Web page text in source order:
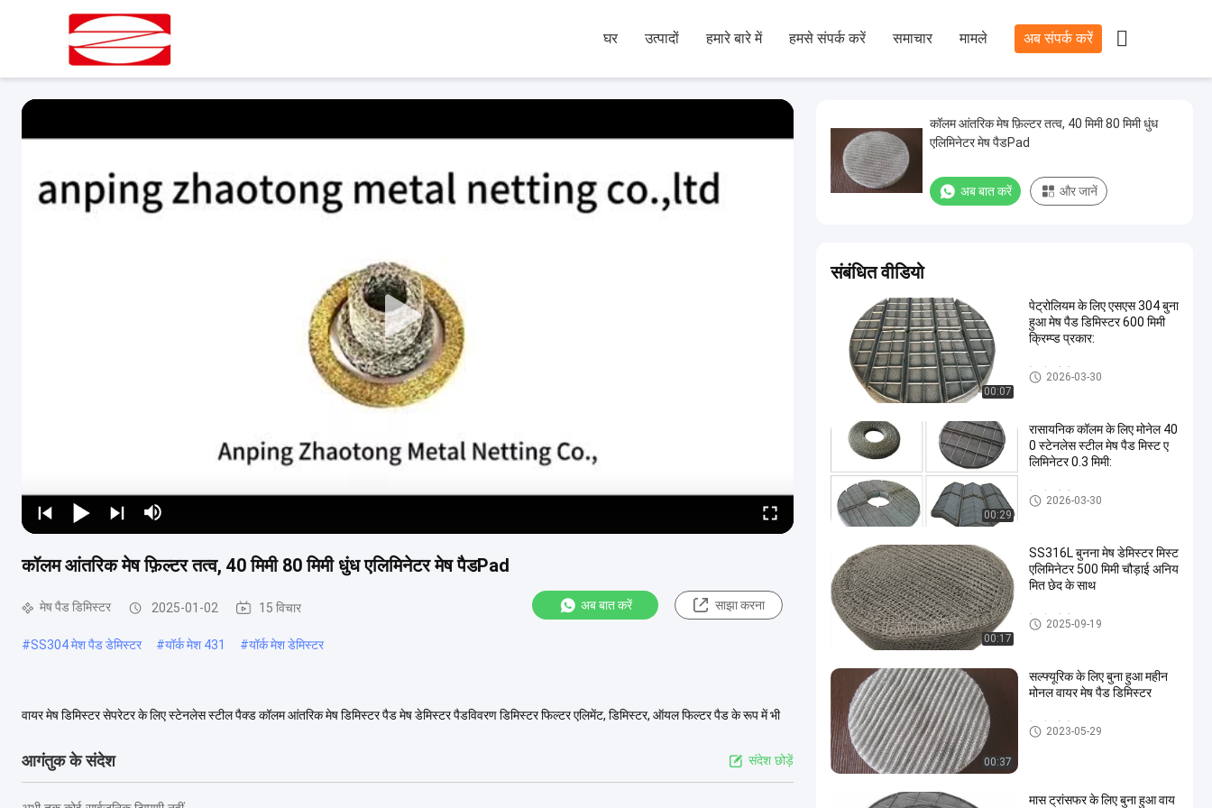
घर उत्पादों हमारे बारे में हमसे संपर्क करें समाचार मामले अब संपर्क करें 
कॉलम आंतरिक मेष फ़िल्टर तत्व, 40 मिमी 80 मिमी धुंध एलिमिनेटर मेष पैडPad
मेष पैड डिमिस्टर 2025-01-02 15 विचार अब बात करें साझा करना
#SS304 मेश पैड डेमिस्टर #यॉर्क मेश 431 #यॉर्क मेश डेमिस्टर
वायर मेष डिमिस्टर सेपरेटर के लिए स्टेनलेस स्टील पैक्ड कॉलम आंतरिक मेष डिमिस्टर पैड मेष डेमिस्टर पैडविवरण डिमिस्टर फिल्टर एलिमेंट, डिमिस्टर, ऑयल फिल्टर पैड के रूप में भी
आगंतुक के संदेश संदेश छोड़ें
कॉलम आंतरिक मेष फ़िल्टर तत्व, 40 मिमी 80 मिमी धुंध
एलिमिनेटर मेष पैडPad
अब बात करें और जानें
संबंधित वीडियो
00:07
पेट्रोलियम के लिए एसएस 304 बुना
हुआ मेष पैड डिमिस्टर 600 मिमी
क्रिम्प्ड प्रकार:
मेष पैड डिमिस्टर
2026-03-30
00:29
रासायनिक कॉलम के लिए मोनेल 40
0 स्टेनलेस स्टील मेष पैड मिस्ट ए
लिमिनेटर 0.3 मिमी:
मेष पैड डिमिस्टर
2026-03-30
00:17
SS316L बुनना मेष डेमिस्टर मिस्ट
एलिमिनेटर 500 मिमी चौड़ाई अनिय
मित छेद के साथ
मेष पैड डिमिस्टर
2025-09-19
00:37
सल्फ्यूरिक के लिए बुना हुआ महीन
मोनल वायर मेष पैड डिमिस्टर
मेष पैड डिमिस्टर
2023-05-29
मास ट्रांसफर के लिए बुना हुआ वाय